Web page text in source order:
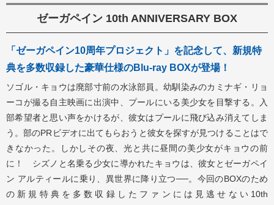
ゼーガペイン 10th ANNIVERSARY BOX
「ゼーガペイン10周年プロジェクト」を記念して、新規特
典を多数収録した豪華仕様のBlu-ray BOXが登場！
ソゴル・キョウは廃部寸前の水泳部員。幼馴染みのカミナギ・リョ
ーコが撮る自主映画に出演中、プールにいる美少女を目撃する。入
部希望者と思い声をかけるが、彼女はプールに飛び込み消えてしま
う。部のPRビデオに出てもらおうと彼女を探すが見つけることはで
きなかった。しかしその夜、光と共に昼間の美少女がキョウの前
に！ シズノと名乗る少女に導かれたキョウは、彼女とゼーガペイ
ン アルティールに乗り、異世界に降り立つ──。今回のBOXのため
の新規特典を多数収録したファンには見逃せない10th